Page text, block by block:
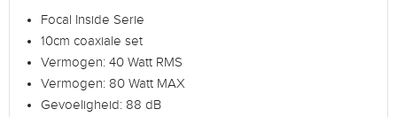
Focal Inside Serie
10cm coaxiale set
Vermogen: 40 Watt RMS
Vermogen: 80 Watt MAX
Gevoeligheid: 88 dB